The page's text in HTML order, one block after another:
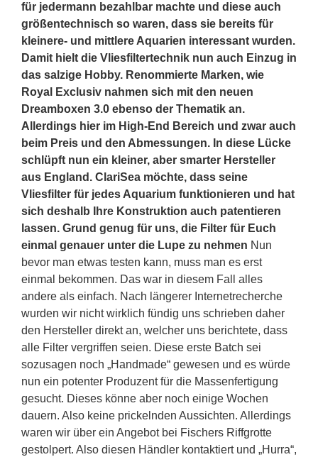
für jedermann bezahlbar machte und diese auch
größentechnisch so waren, dass sie bereits für
kleinere- und mittlere Aquarien interessant wurden.
Damit hielt die Vliesfiltertechnik nun auch Einzug in
das salzige Hobby. Renommierte Marken, wie
Royal Exclusiv nahmen sich mit den neuen
Dreamboxen 3.0 ebenso der Thematik an.
Allerdings hier im High-End Bereich und zwar auch
beim Preis und den Abmessungen. In diese Lücke
schlüpft nun ein kleiner, aber smarter Hersteller
aus England. ClariSea möchte, dass seine
Vliesfilter für jedes Aquarium funktionieren und hat
sich deshalb Ihre Konstruktion auch patentieren
lassen. Grund genug für uns, die Filter für Euch
einmal genauer unter die Lupe zu nehmen Nun
bevor man etwas testen kann, muss man es erst
einmal bekommen. Das war in diesem Fall alles
andere als einfach. Nach längerer Internetrecherche
wurden wir nicht wirklich fündig uns schrieben daher
den Hersteller direkt an, welcher uns berichtete, dass
alle Filter vergriffen seien. Diese erste Batch sei
sozusagen noch „Handmade“ gewesen und es würde
nun ein potenter Produzent für die Massenfertigung
gesucht. Dieses könne aber noch einige Wochen
dauern. Also keine prickelnden Aussichten. Allerdings
waren wir über ein Angebot bei Fischers Riffgrotte
gestolpert. Also diesen Händler kontaktiert und „Hurra“,